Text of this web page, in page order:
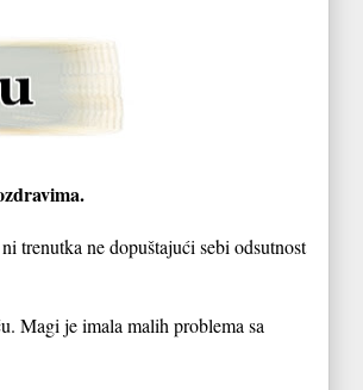
trenutka ne dopuštajući sebi odsutnost
Magi je imala malih problema sa